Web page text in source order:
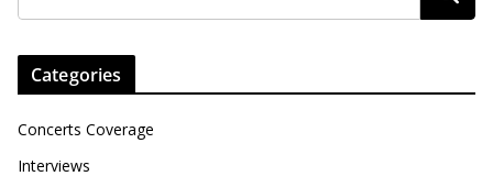
Categories
Concerts Coverage
Interviews